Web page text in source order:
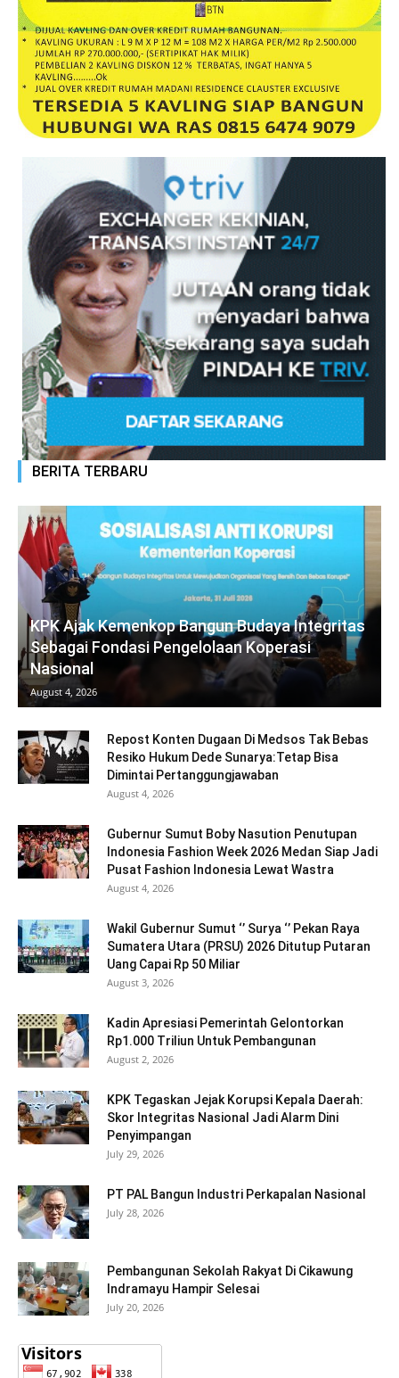
BERITA TERBARU
KPK Ajak Kemenkop Bangun Budaya Integritas
Sebagai Fondasi Pengelolaan Koperasi
Nasional
August 4, 2026
Repost Konten Dugaan Di Medsos Tak Bebas
Resiko Hukum Dede Sunarya:Tetap Bisa
Dimintai Pertanggungjawaban
August 4, 2026
Gubernur Sumut Boby Nasution Penutupan
Indonesia Fashion Week 2026 Medan Siap Jadi
Pusat Fashion Indonesia Lewat Wastra
August 4, 2026
Wakil Gubernur Sumut ‘’ Surya ‘’ Pekan Raya
Sumatera Utara (PRSU) 2026 Ditutup Putaran
Uang Capai Rp 50 Miliar
August 3, 2026
Kadin Apresiasi Pemerintah Gelontorkan
Rp1.000 Triliun Untuk Pembangunan
August 2, 2026
KPK Tegaskan Jejak Korupsi Kepala Daerah:
Skor Integritas Nasional Jadi Alarm Dini
Penyimpangan
July 29, 2026
PT PAL Bangun Industri Perkapalan Nasional
July 28, 2026
Pembangunan Sekolah Rakyat Di Cikawung
Indramayu Hampir Selesai
July 20, 2026